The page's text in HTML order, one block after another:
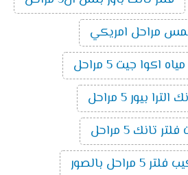
مراحل امريكي
اكوا جيت 5 مراحل
بيور 5 مراحل
تانك 5 مراحل
مراحل بالصور